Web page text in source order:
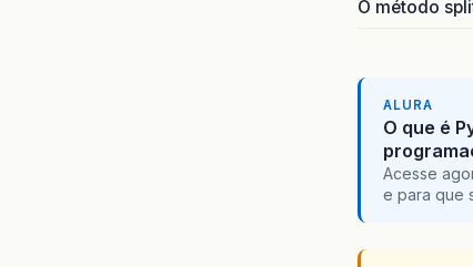
O método
ALURA
O que é
Acesse
e para que